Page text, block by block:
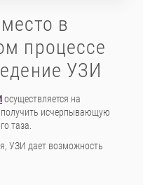
в
процессе
УЗИ
осуществляется на
получить исчерпывающую
таза.
УЗИ дает возможность